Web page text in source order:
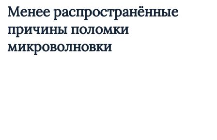
Менее распространённые
причины поломки
микроволновки